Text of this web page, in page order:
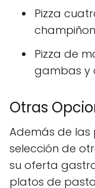
Pizza
Pizza de
gambas y
Otras
Además de las
selección de
su oferta
platos de